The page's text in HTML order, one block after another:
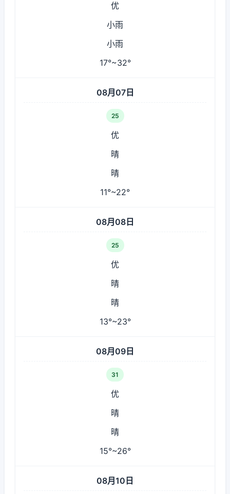
优
小雨
小雨
17°~32°
08月07日
25
优
晴
晴
11°~22°
08月08日
25
优
晴
晴
13°~23°
08月09日
31
优
晴
晴
15°~26°
08月10日